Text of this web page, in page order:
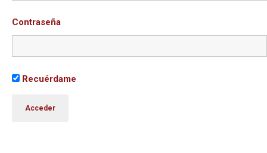
Contraseña
Recuérdame